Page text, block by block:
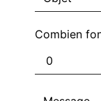
Combien